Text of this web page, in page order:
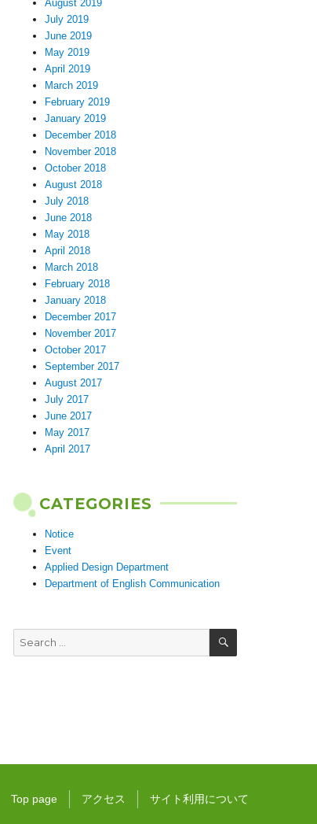
August 2019
July 2019
June 2019
May 2019
April 2019
March 2019
February 2019
January 2019
December 2018
November 2018
October 2018
August 2018
July 2018
June 2018
May 2018
April 2018
March 2018
February 2018
January 2018
December 2017
November 2017
October 2017
September 2017
August 2017
July 2017
June 2017
May 2017
April 2017
CATEGORIES
Notice
Event
Applied Design Department
Department of English Communication
Search
for:
SEARCH
Top page アクセス サイト利用について